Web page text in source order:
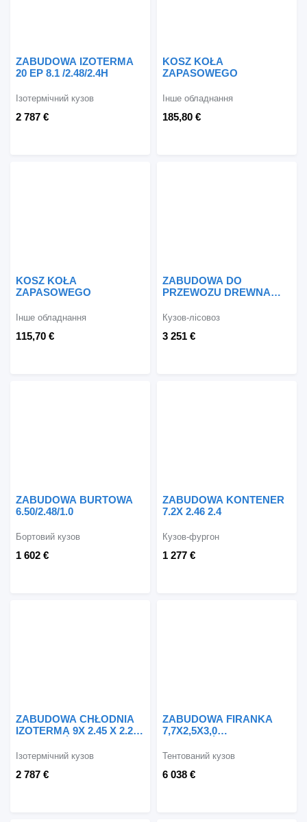
ZABUDOWA IZOTERMA
20 EP 8.1 /2.48/2.4H
2 787 €
Ізотермічний кузов
KOSZ KOŁA
ZAPASOWEGO
185,80 €
Інше обладнання
KOSZ KOŁA
ZAPASOWEGO
115,70 €
Інше обладнання
ZABUDOWA DO
PRZEWOZU DREWNA
ZABUDOWA DO DREWNA
3 251 €
Кузов-лісовоз
ZABUDOWA BURTOWA
6.50/2.48/1.0
1 602 €
Бортовий кузов
ZABUDOWA KONTENER
7.2X 2.46 2.4
1 277 €
Кузов-фургон
ZABUDOWA CHŁODNIA
IZOTERMA 9X 2.45 X 2.2
77CM
2 787 €
Ізотермічний кузов
ZABUDOWA FIRANKA
7,7X2,5X3,0
6 038 €
Тентований кузов